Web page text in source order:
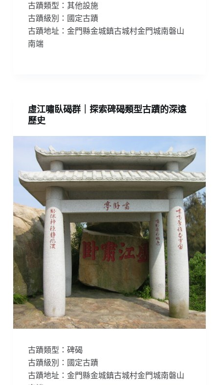
古蹟類型：其他設施
古蹟級別：國定古蹟
古蹟地址：金門縣金城鎮古城村金門城南磐山
南端
虛江嘯臥碣群｜探索碑碣類型古蹟的深遠
歷史
古蹟類型：碑碣
古蹟級別：國定古蹟
古蹟地址：金門縣金城鎮古城村金門城南磐山